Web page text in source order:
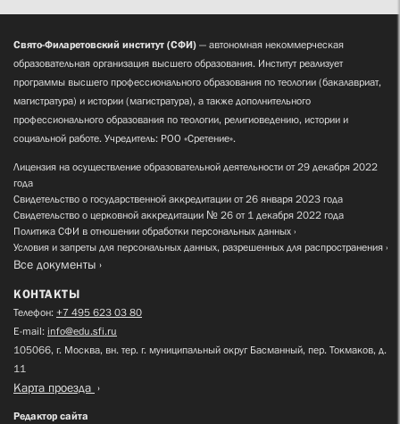
Свято-Филаретовский институт (СФИ) — автономная некоммерческая
образовательная организация высшего образования. Институт реализует
программы высшего профессионального образования по теологии (бакалавриат,
магистратура) и истории (магистратура), а также дополнительного
профессионального образования по теологии, религиоведению, истории и
социальной работе. Учредитель: РОО «Сретение».
Лицензия на осуществление образовательной деятельности от 29 декабря 2022
года
Свидетельство о государственной аккредитации от 26 января 2023 года
Свидетельство о церковной аккредитации № 26 от 1 декабря 2022 года
Политика СФИ в отношении обработки персональных данных
Условия и запреты для персональных данных, разрешенных для распространения
Все документы
КОНТАКТЫ
Телефон: +7 495 623 03 80
E-mail: info@edu.sfi.ru
105066, г. Москва, вн. тер. г. муниципальный округ Басманный, пер. Токмаков, д.
11
Карта проезда
Редактор сайта